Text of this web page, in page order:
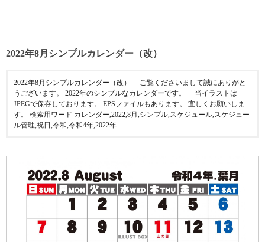
2022年8月シンプルカレンダー（改）
2022年8月シンプルカレンダー（改） ご覧くださいまして誠にありがと
うございます。 2022年のシンプルなカレンダーです。 当イラストは
JPEGで保存しております。 EPSファイルもあります。 宜しくお願いしま
す。 検索用ワード カレンダー,2022,8月,シンプル,スケジュール,スケジュー
ル管理,祝日,令和,令和4年,2022年